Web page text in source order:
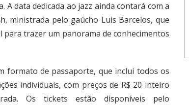
data dedicada ao jazz ainda contará com a
ministrada pelo gaúcho Luis Barcelos, que
para trazer um panorama de conhecimentos
formato de passaporte, que inclui todos os
individuais, com preços de R$ 20 inteiro
Os tickets estão disponíveis pelo